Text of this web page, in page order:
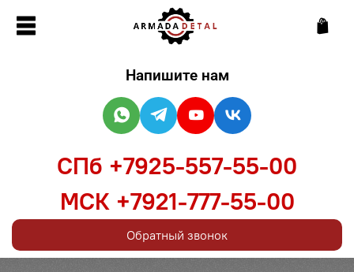
Напишите нам
СПб +7925-557-55-00
МСК +7921-777-55-00
Обратный звонок